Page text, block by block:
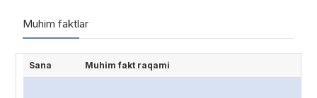
Muhim faktlar
Sana Muhim fakt raqami